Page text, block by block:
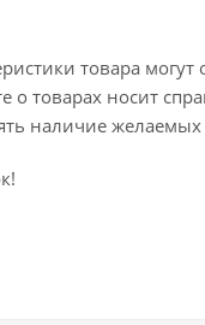
товара
о товарах носит
наличие